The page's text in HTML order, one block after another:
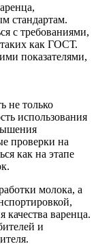
стандартам.
с требованиями,
как ГОСТ.
показателями,
не только
использования
проверки на
как на этапе
молока, а
качества варенца.
и